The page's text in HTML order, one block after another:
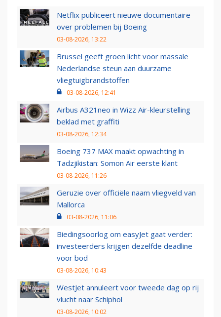
Netflix publiceert nieuwe documentaire
over problemen bij Boeing
03-08-2026, 13:22
Brussel geeft groen licht voor massale
Nederlandse steun aan duurzame
vliegtuigbrandstoffen
03-08-2026, 12:41
Airbus A321neo in Wizz Air-kleurstelling
beklad met graffiti
03-08-2026, 12:34
Boeing 737 MAX maakt opwachting in
Tadzjikistan: Somon Air eerste klant
03-08-2026, 11:26
Geruzie over officiële naam vliegveld van
Mallorca
03-08-2026, 11:06
Biedingsoorlog om easyJet gaat verder:
investeerders krijgen dezelfde deadline
voor bod
03-08-2026, 10:43
WestJet annuleert voor tweede dag op rij
vlucht naar Schiphol
03-08-2026, 10:02